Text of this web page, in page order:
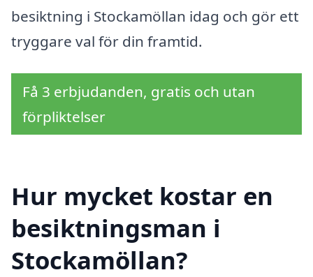
besiktning i Stockamöllan idag och gör ett
tryggare val för din framtid.
Få 3 erbjudanden, gratis och utan
förpliktelser
Hur mycket kostar en
besiktningsman i
Stockamöllan?